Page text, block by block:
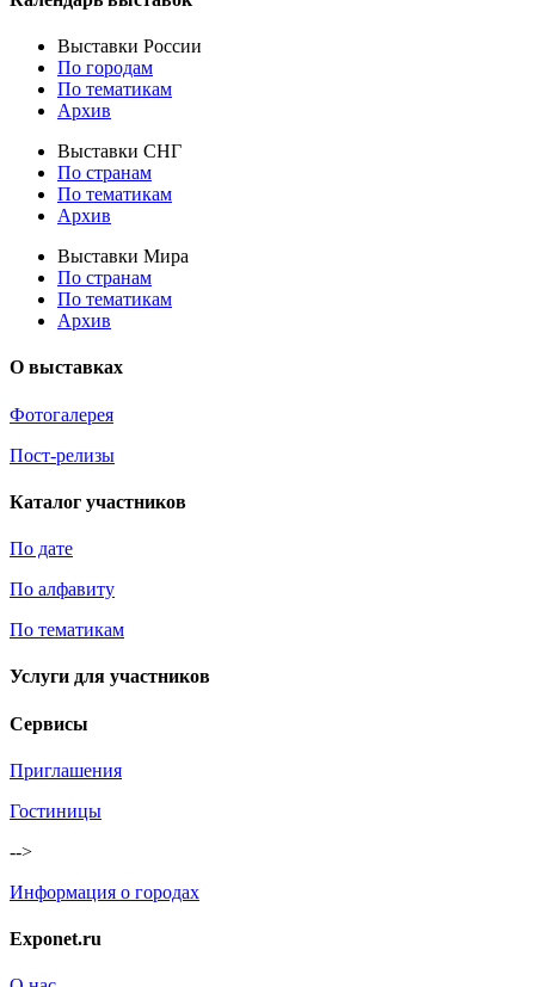
Выставки России
По городам
По тематикам
Архив
Выставки СНГ
По странам
По тематикам
Архив
Выставки Мира
По странам
По тематикам
Архив
О выставках
Фотогалерея
Пост-релизы
Каталог участников
По дате
По алфавиту
По тематикам
Услуги для участников
Сервисы
Приглашения
Гостиницы
-->
Информация о городах
Exponet.ru